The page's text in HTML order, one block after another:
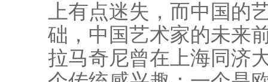
上有点迷失，而中国的
础，中国艺术家的未来
拉马奇尼曾在上海同济